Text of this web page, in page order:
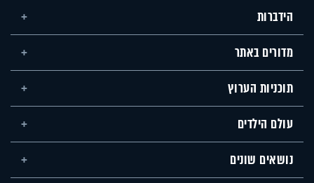
הידברות
מדורים באתר
תוכניות הערוץ
עולם הילדים
נושאים שונים